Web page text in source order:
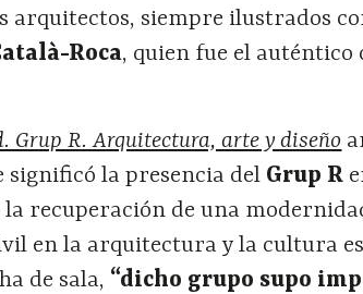
arquitectos, siempre ilustrados
Roca, quien fue el auténtico
Grup R. Arquitectura, arte y diseño
significó la presencia del Grup R
recuperación de una
en la arquitectura y la cultura
de sala, “dicho grupo supo